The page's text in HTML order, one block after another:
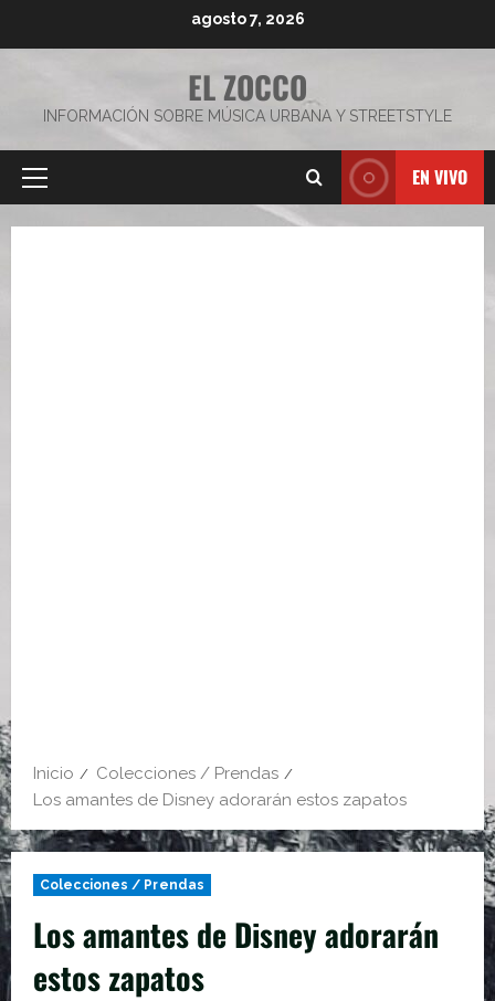
agosto 7, 2026
EL ZOCCO
INFORMACIÓN SOBRE MÚSICA URBANA Y STREETSTYLE
Menú
EN VIVO
Inicio
Colecciones / Prendas
Los amantes de Disney adorarán estos zapatos
Colecciones / Prendas
Los amantes de Disney adorarán
estos zapatos